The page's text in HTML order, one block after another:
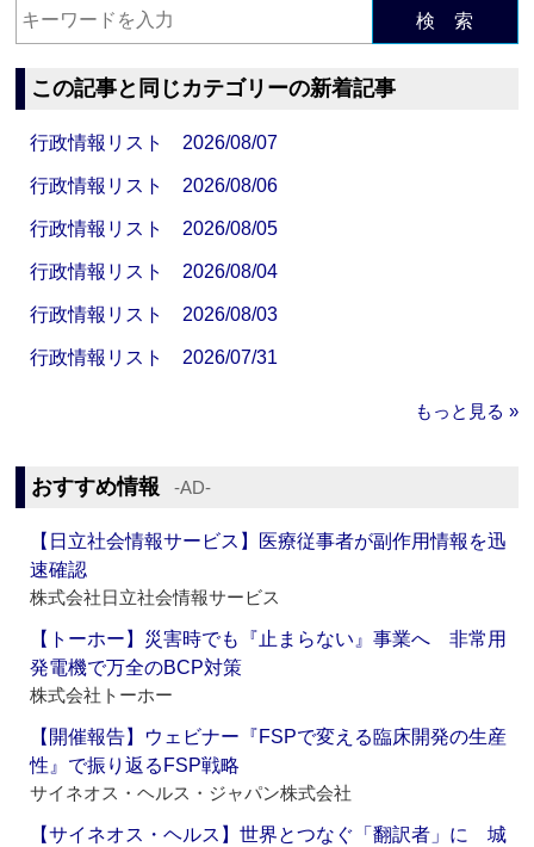
検 索
この記事と同じカテゴリーの新着記事
行政情報リスト 2026/08/07
行政情報リスト 2026/08/06
行政情報リスト 2026/08/05
行政情報リスト 2026/08/04
行政情報リスト 2026/08/03
行政情報リスト 2026/07/31
もっと見る »
おすすめ情報 ‐AD‐
【日立社会情報サービス】医療従事者が副作用情報を迅
速確認
株式会社日立社会情報サービス
【トーホー】災害時でも『止まらない』事業へ 非常用
発電機で万全のBCP対策
株式会社トーホー
【開催報告】ウェビナー『FSPで変える臨床開発の生産
性』で振り返るFSP戦略
サイネオス・ヘルス・ジャパン株式会社
【サイネオス・ヘルス】世界とつなぐ「翻訳者」に 城